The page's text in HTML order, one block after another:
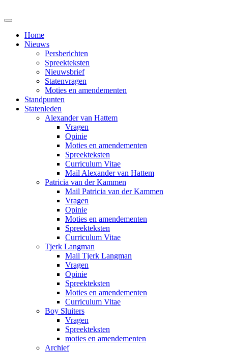
Home
Nieuws
Persberichten
Spreekteksten
Nieuwsbrief
Statenvragen
Moties en amendementen
Standpunten
Statenleden
Alexander van Hattem
Vragen
Opinie
Moties en amendementen
Spreekteksten
Curriculum Vitae
Mail Alexander van Hattem
Patricia van der Kammen
Mail Patricia van der Kammen
Vragen
Opinie
Moties en amendementen
Spreekteksten
Curriculum Vitae
Tjerk Langman
Mail Tjerk Langman
Vragen
Opinie
Spreekteksten
Moties en amendementen
Curriculum Vitae
Boy Sluiters
Vragen
Spreekteksten
moties en amendementen
Archief